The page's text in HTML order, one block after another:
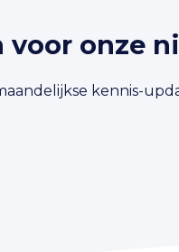
voor onze
kennis-